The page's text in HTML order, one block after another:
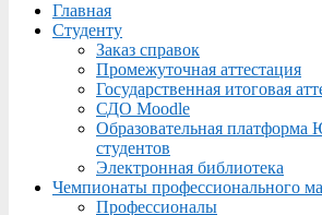
Menu
Главная
Студенту
Заказ справок
Промежуточная аттестация
Государственная итоговая
СДО Moodle
Образовательная
студентов
Электронная библиотека
Чемпионаты профессионального
Профессионалы